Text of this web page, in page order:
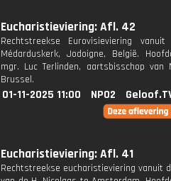
Eucharistieviering: Afl. 42
Rechtstreekse Eurovisieviering
Médarduskerk, Jodoigne, België.
mgr. Luc Terlinden, aartsbisschop van
Brussel.
01-11-2025 11:00 NPO2
Eucharistieviering: Afl. 41
Rechtstreekse eucharistieviering vanuit